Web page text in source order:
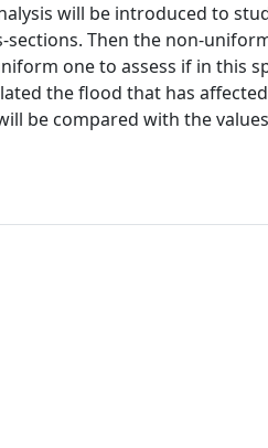
will be introduced to
Then the non-
one to assess if in this
the flood that has
be compared with the